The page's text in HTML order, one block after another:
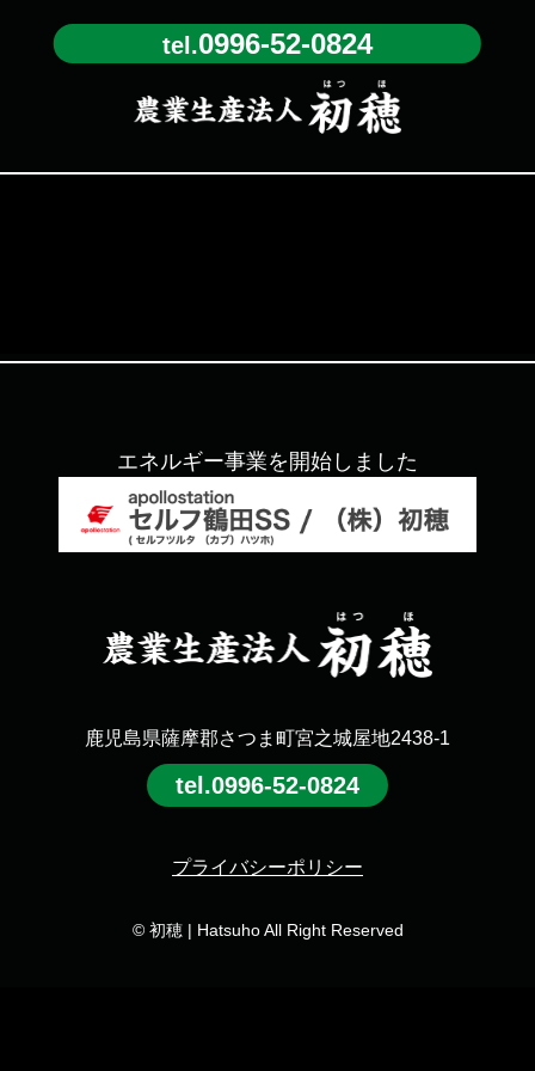
tel.0996-52-0824
エネルギー事業を開始しました
鹿児島県薩摩郡さつま町宮之城屋地2438-1
tel.0996-52-0824
プライバシーポリシー
© 初穂 | Hatsuho All Right Reserved